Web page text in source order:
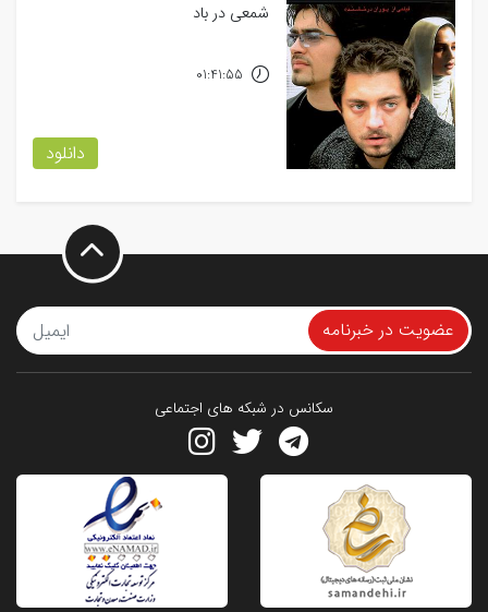
شمعی در باد
دانلود
01:41:55
عضویت در خبرنامه
سکانس در شبکه های اجتماعی